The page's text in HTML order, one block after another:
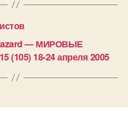
— МИРОВЫЕ
18-24 апреля 2005